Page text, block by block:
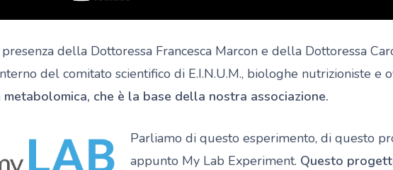
della Dottoressa Francesca Marcon e della Dottoressa
del comitato scientifico di E.I.N.U.M., biologhe nutrizioniste e
metabolomica, che è la base della nostra associazione.
Parliamo di questo esperimento, di questo
appunto My Lab Experiment. Questo